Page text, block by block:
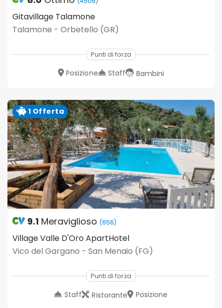
Gitavillage Talamone
Talamone - Orbetello (GR)
Punti di forza
Posizione Staff Bambini
1 Offerta
9.1 Meraviglioso (656)
Village Valle D'Oro ApartHotel
Vico del Gargano - San Menaio (FG)
Punti di forza
Staff Ristorante Posizione